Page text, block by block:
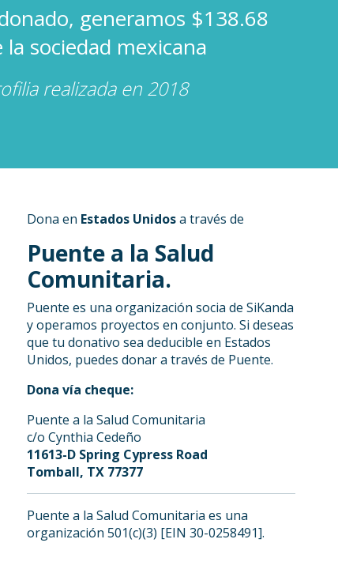
generamos $138.68
sociedad mexicana
realizada en 2018
Dona en Estados Unidosa través de
Puente a la Salud
Comunitaria.
Puente es una organización socia de SiKanda
y operamos proyectos en conjunto. Si deseas
que tu donativo sea deducible en Estados
Unidos, puedes donar a través de Puente.
Dona vía cheque:
Puente a la Salud Comunitaria
c/o Cynthia Cedeño
11613-D Spring Cypress Road
Tomball, TX 77377
Puente a la Salud Comunitaria es una
organización 501(c)(3) [EIN 30-0258491].